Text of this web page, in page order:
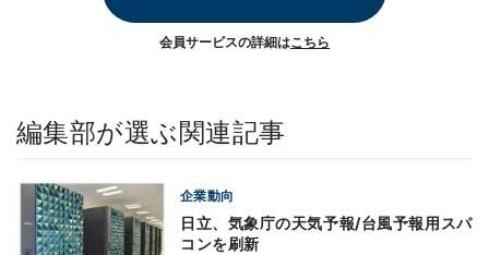
会員サービスの詳細はこちら
編集部が選ぶ関連記事
企業動向
日立、気象庁の天気予報/台風予報用スパ
コンを刷新